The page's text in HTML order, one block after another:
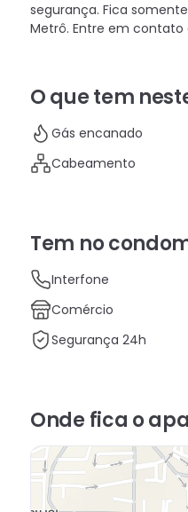
segurança. Fica
Metrô. Entre em contato
O que tem
Gás encanado
Cabeamento
Tem no
Interfone
Comércio
Segurança 24h
Onde fica o